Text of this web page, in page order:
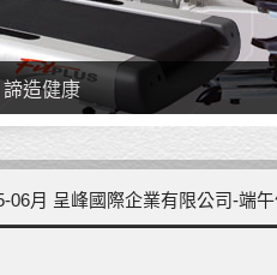
優良的產品
06月 呈峰國際企業有限公司-端